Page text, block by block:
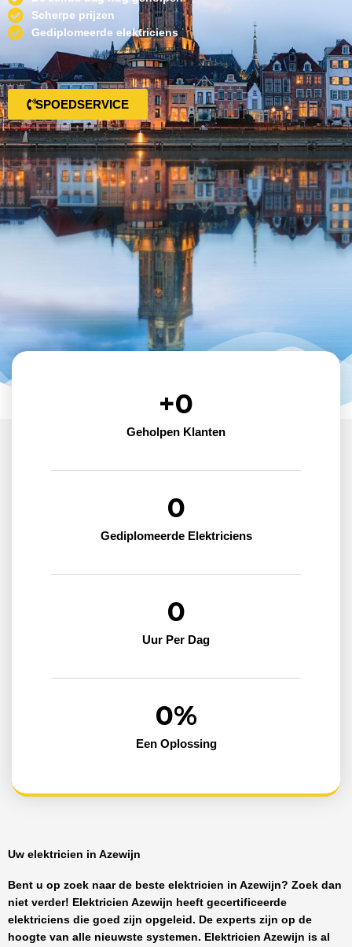
Scherpe prijzen
Gediplomeerde elektriciens
SPOEDSERVICE
Geholpen Klanten
+0
Gediplomeerde Elektriciens
0
Uur Per Dag
0
Een Oplossing
0%
Uw elektricien in Azewijn
Bent u op zoek naar de beste elektricien in Azewijn? Zoek dan
niet verder! Elektricien Azewijn heeft gecertificeerde
elektriciens die goed zijn opgeleid. De experts zijn op de
hoogte van alle nieuwste systemen. Elektricien Azewijn is al